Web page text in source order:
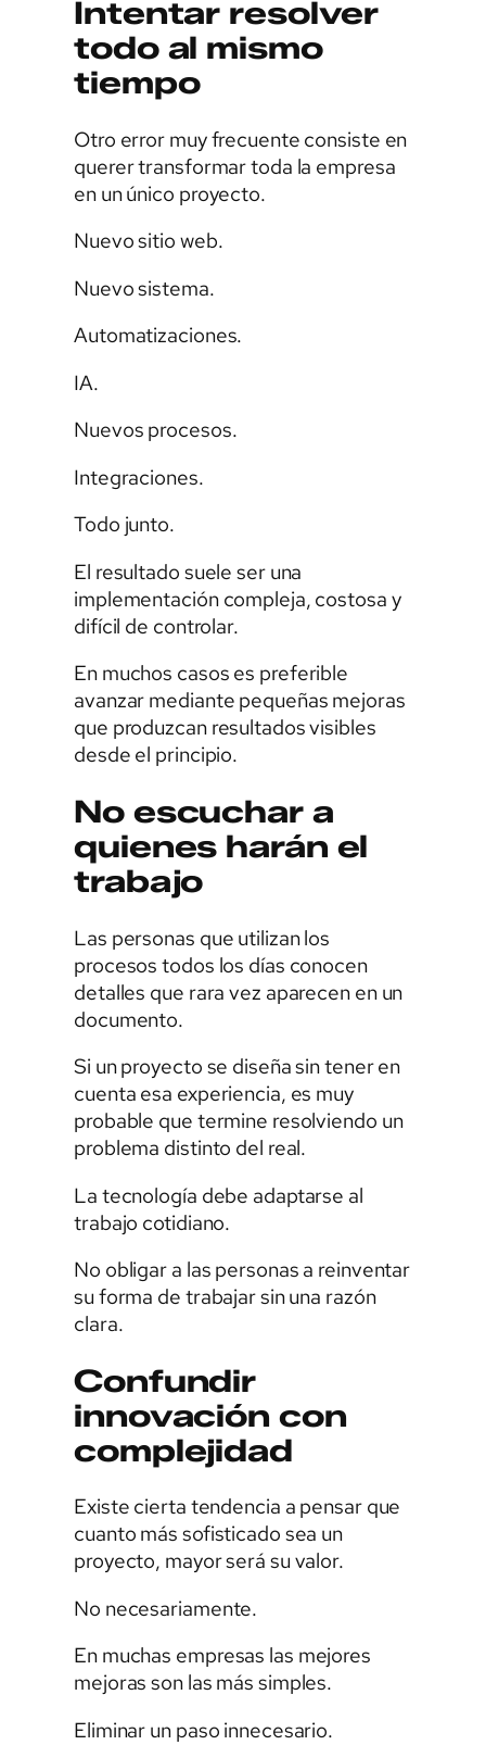
Intentar resolver
todo al mismo
tiempo
Otro error muy frecuente consiste en
querer transformar toda la empresa
en un único proyecto.
Nuevo sitio web.
Nuevo sistema.
Automatizaciones.
IA.
Nuevos procesos.
Integraciones.
Todo junto.
El resultado suele ser una
implementación compleja, costosa y
difícil de controlar.
En muchos casos es preferible
avanzar mediante pequeñas mejoras
que produzcan resultados visibles
desde el principio.
No escuchar a
quienes harán el
trabajo
Las personas que utilizan los
procesos todos los días conocen
detalles que rara vez aparecen en un
documento.
Si un proyecto se diseña sin tener en
cuenta esa experiencia, es muy
probable que termine resolviendo un
problema distinto del real.
La tecnología debe adaptarse al
trabajo cotidiano.
No obligar a las personas a reinventar
su forma de trabajar sin una razón
clara.
Confundir
innovación con
complejidad
Existe cierta tendencia a pensar que
cuanto más sofisticado sea un
proyecto, mayor será su valor.
No necesariamente.
En muchas empresas las mejores
mejoras son las más simples.
Eliminar un paso innecesario.